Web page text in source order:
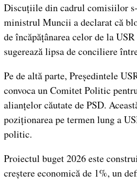
Discuțiile din cadrul comisiilor
ministrul Muncii a declarat că
de încăpățânarea celor de la
sugerează lipsa de conciliere
Pe de altă parte, Președintele
convoca un Comitet Politic
alianțelor căutate de PSD.
poziționarea pe termen lung a
politic.
Proiectul buget 2026 este
creștere economică de 1%, un